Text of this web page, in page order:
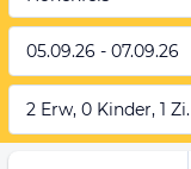
05.09.26 - 07.09.26
2 Erw, 0 Kinder, 1 Zi.